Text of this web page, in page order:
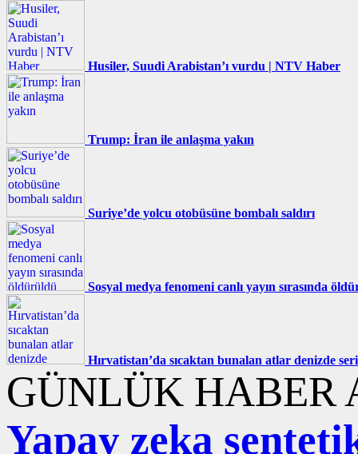
Husiler, Suudi Arabistan’ı vurdu | NTV Haber
Trump: İran ile anlaşma yakın
Suriye’de yolcu otobüsüne bombalı saldırı
Sosyal medya fenomeni canlı yayın sırasında
Hırvatistan’da sıcaktan bunalan atlar denizde
GÜNLÜK HABER
Yapay zeka